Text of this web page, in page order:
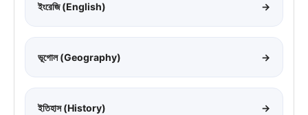
ইংরেজি (English) →
ভূগোল (Geography) →
ইতিহাস (History) →